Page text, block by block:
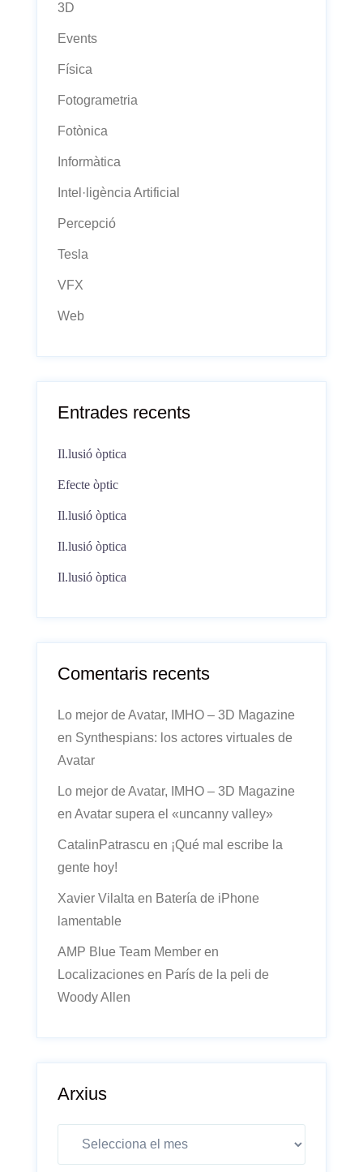
3D
Events
Física
Fotogrametria
Fotònica
Informàtica
Intel·ligència Artificial
Percepció
Tesla
VFX
Web
Entrades recents
Il.lusió òptica
Efecte òptic
Il.lusió òptica
Il.lusió òptica
Il.lusió òptica
Comentaris recents
Lo mejor de Avatar, IMHO – 3D Magazine
en Synthespians: los actores virtuales de
Avatar
Lo mejor de Avatar, IMHO – 3D Magazine
en Avatar supera el «uncanny valley»
CatalinPatrascu en ¡Qué mal escribe la
gente hoy!
Xavier Vilalta en Batería de iPhone
lamentable
AMP Blue Team Member en
Localizaciones en París de la peli de
Woody Allen
Arxius